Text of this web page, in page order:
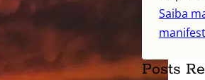
Saiba
Posts